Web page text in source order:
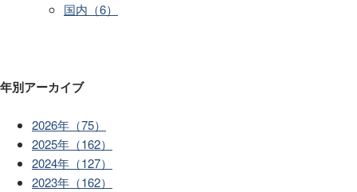
国内（6）
年別アーカイブ
2026年（75）
2025年（162）
2024年（127）
2023年（162）